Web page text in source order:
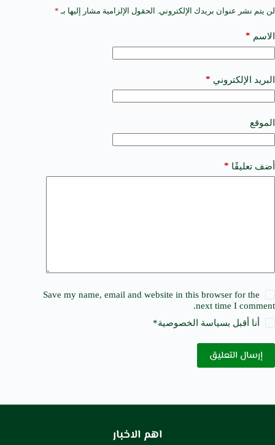
لن يتم نشر عنوان بريدك الإلكتروني. الحقول الإلزامية مشار إليها بـ *
الاسم *
البريد الإلكتروني *
الموقع
أضف تعليقًا *
Save my name, email and website in this browser for the
next time I comment.
أنا أقبل بسياسة الخصوصية*
إرسال التعليق
A
t
e
a
t
i
e
:
اهم الاخبار